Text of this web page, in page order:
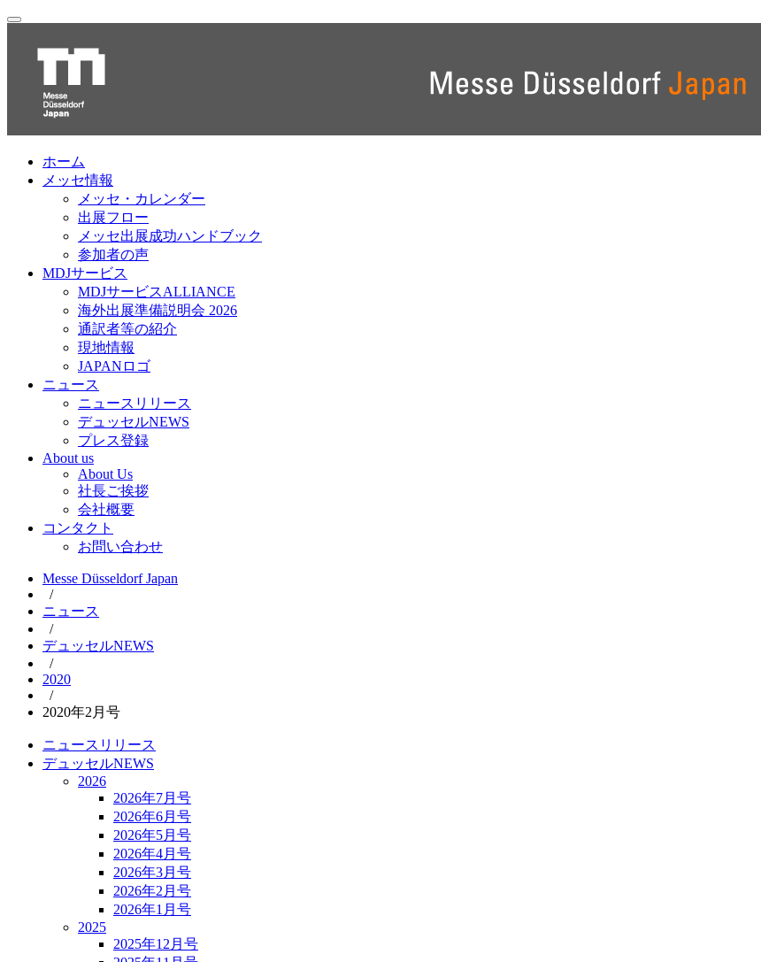
ホーム
メッセ情報
メッセ・カレンダー
出展フロー
メッセ出展成功ハンドブック
参加者の声
MDJサービス
MDJサービスALLIANCE
海外出展準備説明会 2026
通訳者等の紹介
現地情報
JAPANロゴ
ニュース
ニュースリリース
デュッセルNEWS
プレス登録
About us
About Us
社長ご挨拶
会社概要
コンタクト
お問い合わせ
Messe Düsseldorf Japan
/
ニュース
/
デュッセルNEWS
/
2020
/
2020年2月号
ニュースリリース
デュッセルNEWS
2026
2026年7月号
2026年6月号
2026年5月号
2026年4月号
2026年3月号
2026年2月号
2026年1月号
2025
2025年12月号